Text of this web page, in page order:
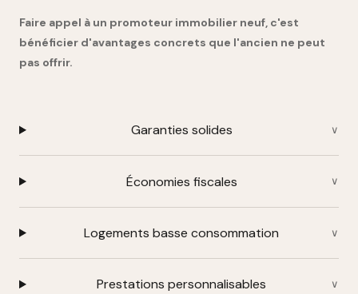
Faire appel à un promoteur immobilier neuf, c'est
bénéficier d'avantages concrets que l'ancien ne peut
pas offrir.
Garanties solides
Économies fiscales
Logements basse consommation
Prestations personnalisables